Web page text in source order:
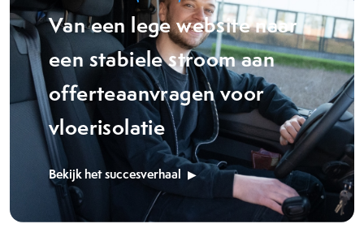
Van een lege website naar
een stabiele stroom aan
offerteaanvragen voor
vloerisolatie
Bekijk het succesverhaal